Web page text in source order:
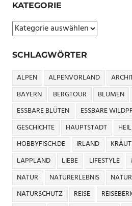
SAUERAMPFER
PESTO
SAUERAMPFER
VITAMINPFLANZE
WILDKRÄUTER
WILDKRÄUTER
SAMMELN
WILDPFLANZENKÜCHE
WILDSPINAT
KATEGORIE
Kategorie
SCHLAGWÖRTER
ALPEN ALPENVORLAND
BAYERN
BERGTOUR BLUMEN
ESSBARE BLÜTEN
ESSBARE
GESCHICHTE
HAUPTSTADT
HOBBYFISCH.DE
IRLAND
LAPPLAND
LIEBE LIFESTYLE
NATUR
NATURERLEBNIS
NATURSCHUTZ
REISE